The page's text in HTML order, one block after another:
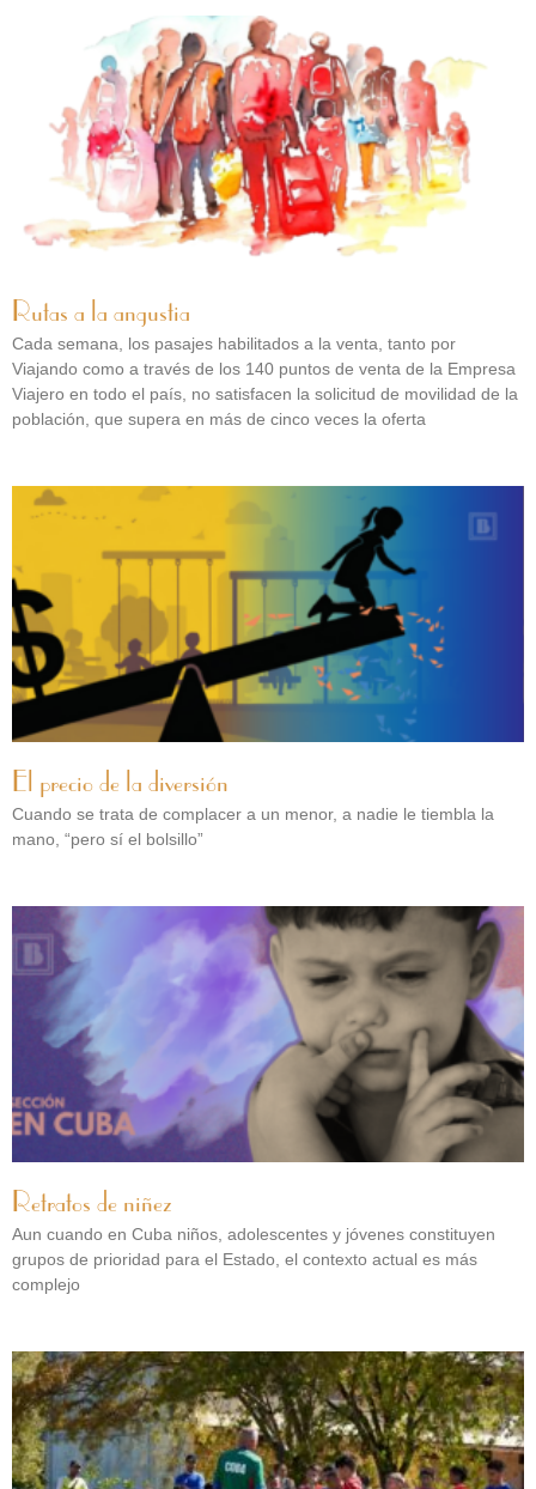
Rutas a la angustia
Cada semana, los pasajes habilitados a la venta, tanto por
Viajando como a través de los 140 puntos de venta de la Empresa
Viajero en todo el país, no satisfacen la solicitud de movilidad de la
población, que supera en más de cinco veces la oferta
El precio de la diversión
Cuando se trata de complacer a un menor, a nadie le tiembla la
mano, “pero sí el bolsillo”
Retratos de niñez
Aun cuando en Cuba niños, adolescentes y jóvenes constituyen
grupos de prioridad para el Estado, el contexto actual es más
complejo